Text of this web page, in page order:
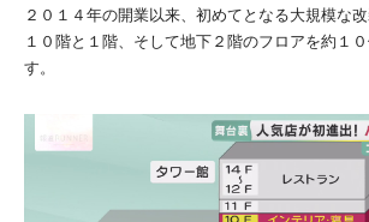
２０１４年の開業以来、初めてとなる大規模な改
１０階と１階、そして地下２階のフロアを約１
す。